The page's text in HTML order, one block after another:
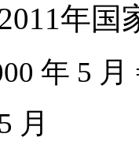
年
年 5 月
月